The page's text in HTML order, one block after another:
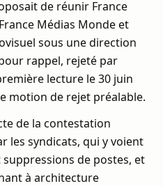
de réunir France
Médias Monde et
sous une direction
rappel, rejeté par
lecture le 30 juin
motion de rejet préalable.
de la contestation
les syndicats, qui y voient
de postes, et
à architecture